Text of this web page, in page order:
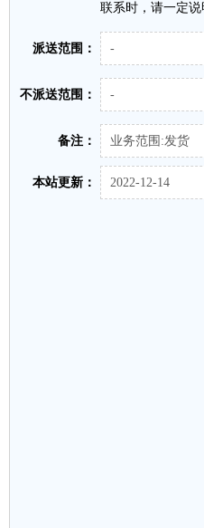
联系时，请一定说
派送范围： -
不派送范围： -
备注： 业务范围:发货
本站更新： 2022-12-14